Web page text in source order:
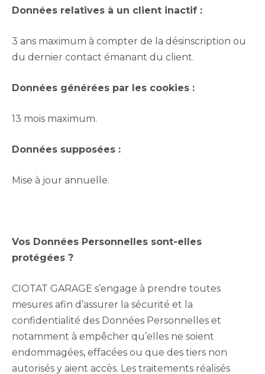
Données relatives à un client inactif :
3 ans maximum à compter de la désinscription ou
du dernier contact émanant du client.
Données générées par les cookies :
13 mois maximum.
Données supposées :
Mise à jour annuelle.
Vos Données Personnelles sont-elles
protégées ?
CIOTAT GARAGE s’engage à prendre toutes
mesures afin d’assurer la sécurité et la
confidentialité des Données Personnelles et
notamment à empêcher qu’elles ne soient
endommagées, effacées ou que des tiers non
autorisés y aient accès. Les traitements réalisés